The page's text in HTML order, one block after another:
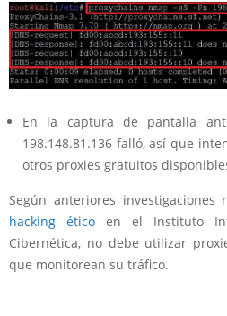
En la captura de pantalla
198.148.81.136 falló, así que
otros proxies gratuitos
Según anteriores investigaciones
hacking ético en el Instituto
Cibernética, no debe utilizar
que monitorean su tráfico.